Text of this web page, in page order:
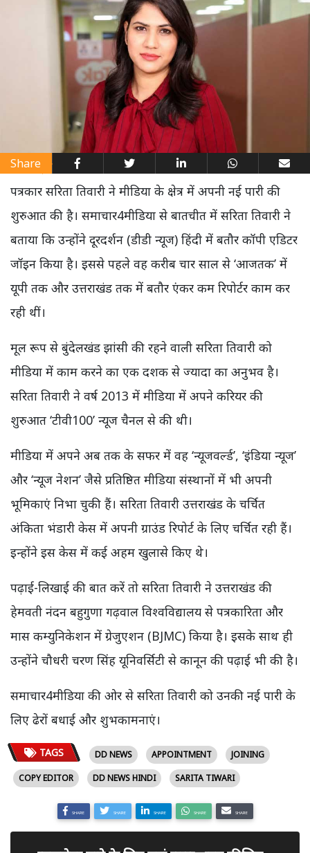
Share
पत्रकार सरिता तिवारी ने मीडिया के क्षेत्र में अपनी नई पारी की
शुरुआत की है। समाचार4मीडिया से बातचीत में सरिता तिवारी ने
बताया कि उन्होंने दूरदर्शन (डीडी न्यूज) हिंदी में बतौर कॉपी एडिटर
जॉइन किया है। इससे पहले वह करीब चार साल से ‘आजतक’ में
यूपी तक और उत्तराखंड तक में बतौर एंकर कम रिपोर्टर काम कर
रही थीं।
मूल रूप से बुंदेलखंड झांसी की रहने वाली सरिता तिवारी को
मीडिया में काम करने का एक दशक से ज्यादा का अनुभव है।
सरिता तिवारी ने वर्ष 2013 में मीडिया में अपने करियर की
शुरुआत ‘टीवी100’ न्यूज चैनल से की थी।
मीडिया में अपने अब तक के सफर में वह ‘न्यूजवर्ल्ड’, ‘इंडिया न्यूज’
और ‘न्यूज नेशन’ जैसे प्रतिष्ठित मीडिया संस्थानों में भी अपनी
भूमिकाएं निभा चुकी हैं। सरिता तिवारी उत्तराखंड के चर्चित
अंकिता भंडारी केस में अपनी ग्राउंड रिपोर्ट के लिए चर्चित रही हैं।
इन्होंने इस केस में कई अहम खुलासे किए थे।
पढ़ाई-लिखाई की बात करें तो सरिता तिवारी ने उत्तराखंड की
हेमवती नंदन बहुगुणा गढ़वाल विश्वविद्यालय से पत्रकारिता और
मास कम्युनिकेशन में ग्रेजुएशन (BJMC) किया है। इसके साथ ही
उन्होंने चौधरी चरण सिंह यूनिवर्सिटी से कानून की पढ़ाई भी की है।
समाचार4मीडिया की ओर से सरिता तिवारी को उनकी नई पारी के
लिए ढेरों बधाई और शुभकामनाएं।
TAGS DD NEWS APPOINTMENT
JOINING
COPY EDITOR
DD NEWS HINDI SARITA TIWARI
SHARE SHARE SHARE SHARE SHARE